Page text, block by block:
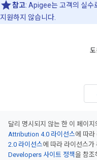
참고: Apigee는 고객의 실수
지원하지 않습니다.
달리 명시되지 않는 한 이 페이지
Attribution 4.0 라이선스에 따라
2.0 라이선스에 따라 라이선스가
Developers 사이트 정책을 참조